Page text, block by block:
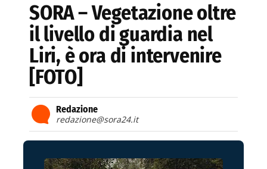
SORA – Vegetazione oltre
il livello di guardia nel
Liri, è ora di intervenire
[FOTO]
Redazione
redazione@sora24.it